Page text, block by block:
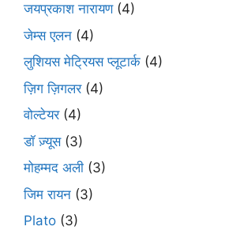
जयप्रकाश नारायण(4)
जेम्स एलन (4)
लुशियस मेट्रियस प्लूटार्क (4)
ज़िग ज़िगलर(4)
वोल्टेयर(4)
डॉ ज़्यूस(3)
मोहम्मद अली (3)
जिम रायन (3)
Plato (3)